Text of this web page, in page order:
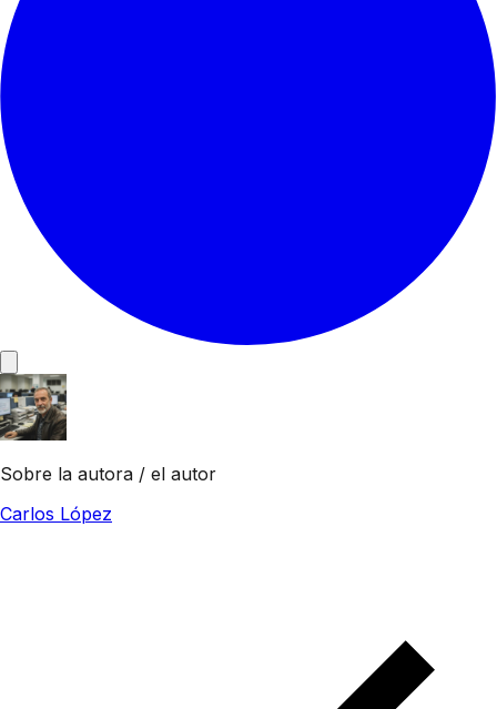
Sobre la autora / el autor
Carlos López